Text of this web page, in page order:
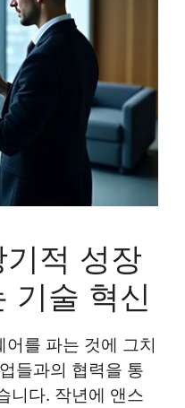
적 성장
기술 혁신
를 파는 것에 그치
들과의 협력을 통
니다. 작년에 앤스